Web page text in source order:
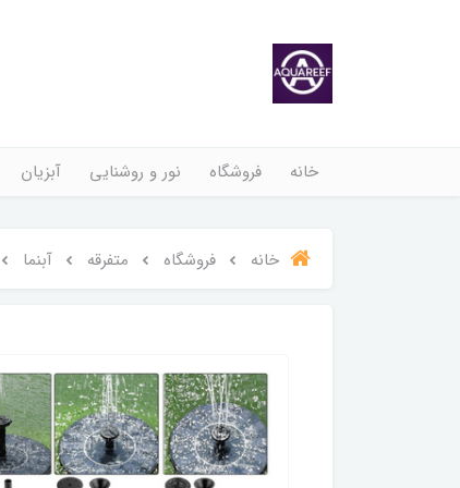
خانه فروشگاه نور و روشنایی آبزیان
خانه فروشگاه متفرقه آبنما